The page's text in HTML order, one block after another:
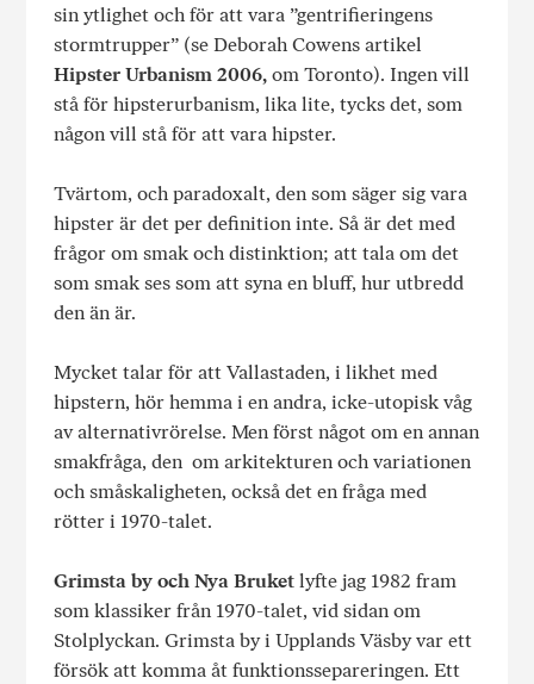
sin ytlighet och för att vara ”gentrifieringens
stormtrupper” (se Deborah Cowens artikel
Hipster Urbanism 2006,om Toronto). Ingen vill
stå för hipsterurbanism, lika lite, tycks det, som
någon vill stå för att vara hipster.
Tvärtom, och paradoxalt, den som säger sig vara
hipster är det per definition inte. Så är det med
frågor om smak och distinktion; att tala om det
som smak ses som att syna en bluff, hur utbredd
den än är.
Mycket talar för att Vallastaden, i likhet med
hipstern, hör hemma i en andra, icke-utopisk våg
av alternativrörelse. Men först något om en annan
smakfråga, den om arkitekturen och variationen
och småskaligheten, också det en fråga med
rötter i 1970-talet.
Grimsta by och Nya Bruketlyfte jag 1982 fram
som klassiker från 1970-talet, vid sidan om
Stolplyckan. Grimsta by i Upplands Väsby var ett
försök att komma åt funktionssepareringen. Ett